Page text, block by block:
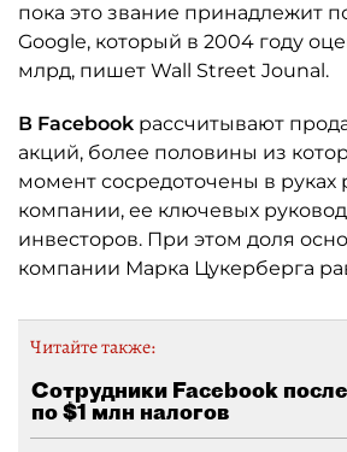
пока это звание принадлежит
Google, который в 2004 году
млрд, пишет Wall Street Jounal.
В Facebook рассчитывают
акций, более половины из
момент сосредоточены в руках
компании, ее ключевых
инвесторов. При этом доля
компании Марка Цукерберга
Читайте также:
Сотрудники Facebook
по $1 млн налогов